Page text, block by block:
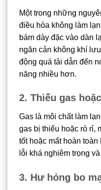
Một trong những
điều hòa không làm
bám dày đặc vào dàn
ngăn cản không khí
động quá tải dẫn đến
năng nhiều hơn.
2. Thiếu gas
Gas là môi chất làm
gas bị thiếu hoặc rò rỉ,
tốt hoặc mất hoàn
lỗi khá nghiêm trọng
3. Hư hỏng bo